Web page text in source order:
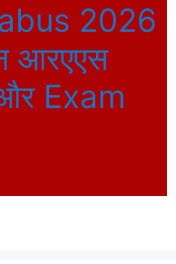
2026
आरएएस
Exam